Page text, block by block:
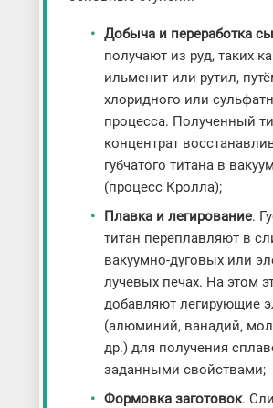
Добыча и переработка
получают из руд, таких
ильменит или рутил,
хлоридного или
процесса. Полученный
концентрат
губчатого титана в
(процесс Кролла);
Плавка и легирование.
титан переплавляют в
вакуумно-дуговых или
лучевых печах. На этом
добавляют легирующие
(алюминий, ванадий,
др.) для получения
заданными свойствами;
Формовка заготовок.